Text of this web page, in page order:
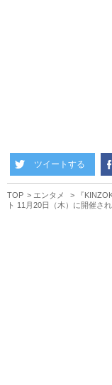
ツイートする
TOP エンタメ
『
ト 11月20日（木）に開催さ